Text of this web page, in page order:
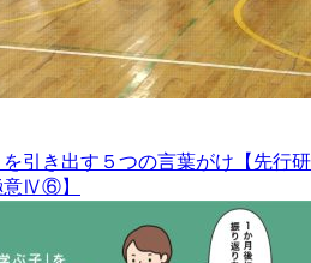
引き出す５つの言葉がけ【先行研
意Ⅳ⑥】